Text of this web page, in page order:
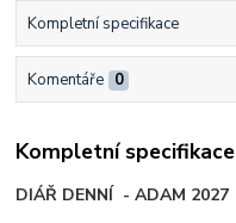
Kompletní specifikace
Komentáře 0
Kompletní specifikace
DIÁŘ DENNÍ - ADAM 2027